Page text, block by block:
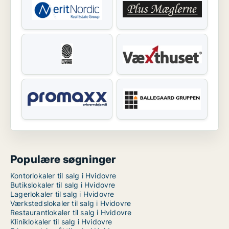
Populære søgninger
Kontorlokaler til salg i Hvidovre
Butikslokaler til salg i Hvidovre
Lagerlokaler til salg i Hvidovre
Værkstedslokaler til salg i Hvidovre
Restaurantlokaler til salg i Hvidovre
Kliniklokaler til salg i Hvidovre